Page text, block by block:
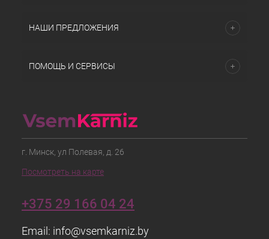
НАШИ ПРЕДЛОЖЕНИЯ
ПОМОЩЬ И СЕРВИСЫ
г. Минск, ул Полевая, д. 26
Посмотреть на карте
+375 29 166 04 24
Email: info@vsemkarniz.by